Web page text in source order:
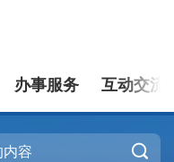
办事服务 互动交流
